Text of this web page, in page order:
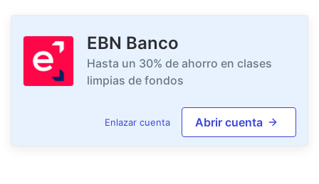
EBN Banco
Hasta un 30% de ahorro en clases
limpias de fondos
Enlazar cuenta Abrir cuenta